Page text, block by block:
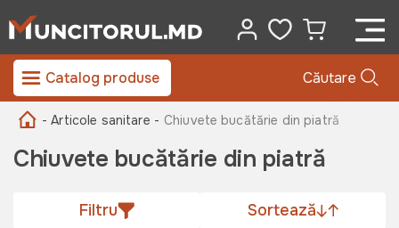
Catalog produse Căutare
- Articole sanitare - Chiuvete bucătărie din piatră
Chiuvete bucătărie din piatră
Filtru Sortează